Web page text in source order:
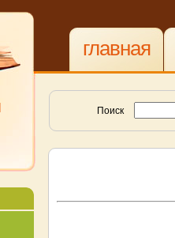
главная
Поиск